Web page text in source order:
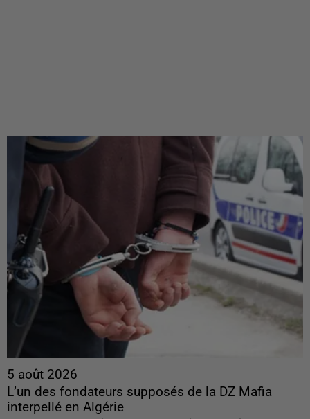
5 août 2026
L’un des fondateurs supposés de la DZ Mafia
interpellé en Algérie